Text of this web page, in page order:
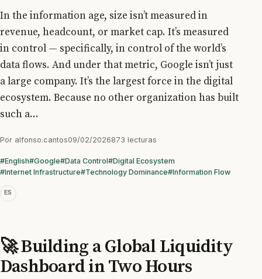
In the information age, size isn’t measured in
revenue, headcount, or market cap. It’s measured
in control — specifically, in control of the world’s
data flows. And under that metric, Google isn’t just
a large company. It’s the largest force in the digital
ecosystem. Because no other organization has built
such a...
Por alfonso.cantos09/02/2026873 lecturas
#English#Google#Data Control#Digital Ecosystem
#Internet Infrastructure#Technology Dominance#Information Flow
ES
🚀 Building a Global Liquidity
Dashboard in Two Hours